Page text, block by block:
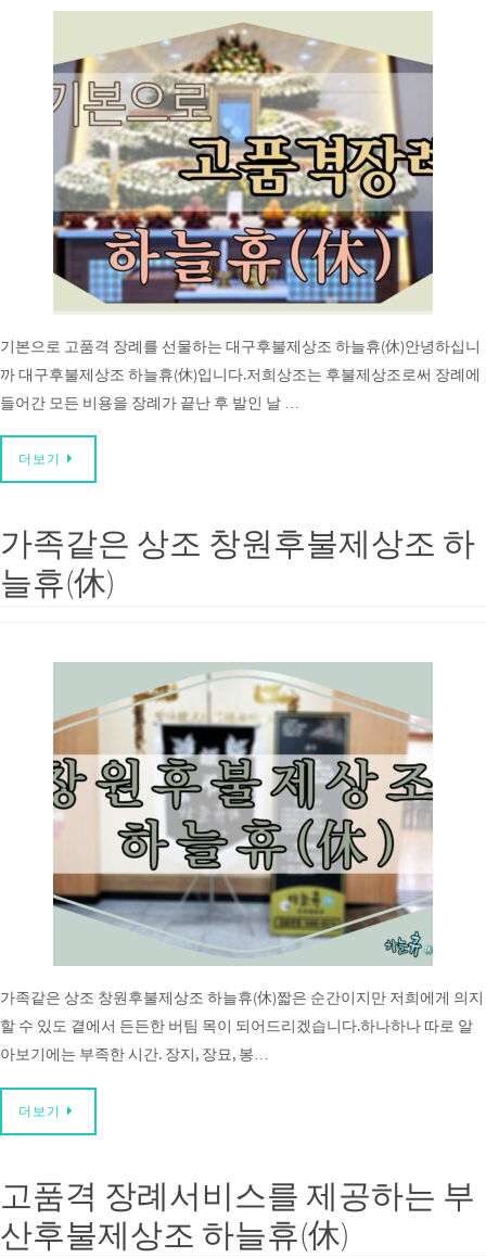
기본으로 고품격 장례를 선물하는 대구후불제상조 하늘휴(休)안녕하십니
까 대구후불제상조 하늘휴(休)입니다.저희상조는 후불제상조로써 장례에
들어간 모든 비용을 장례가 끝난 후 발인 날 …
더보기
가족같은 상조 창원후불제상조 하
늘휴(休)
가족같은 상조 창원후불제상조 하늘휴(休)짧은 순간이지만 저희에게 의지
할 수 있도 곁에서 든든한 버팀 목이 되어드리겠습니다.하나하나 따로 알
아보기에는 부족한 시간. 장지, 장묘, 봉…
더보기
고품격 장례서비스를 제공하는 부
산후불제상조 하늘휴(休)